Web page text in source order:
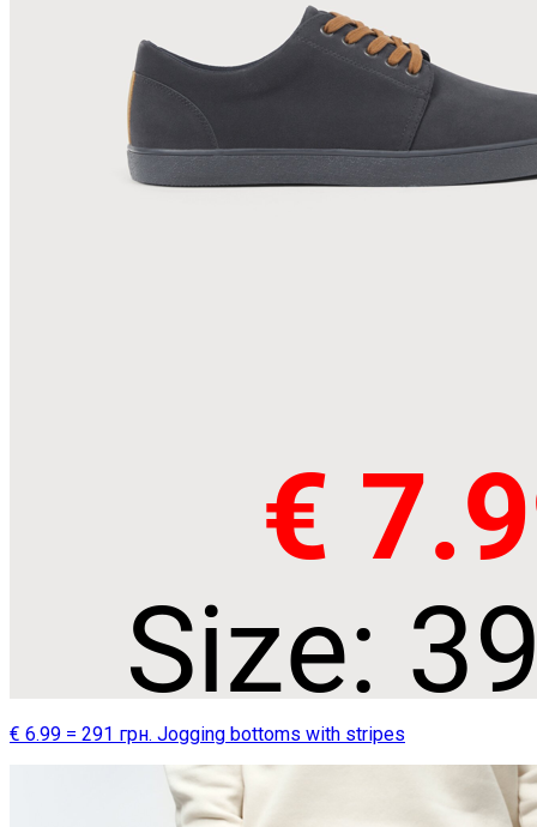
€ 6.99 = 291 грн. Jogging bottoms with stripes